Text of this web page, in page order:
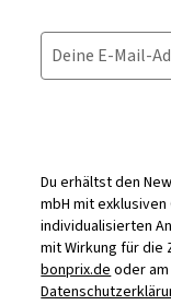
Deine E-Mail-
Du erhältst den
mbH mit
individualisierten
mit Wirkung für die
bonprix.deoder